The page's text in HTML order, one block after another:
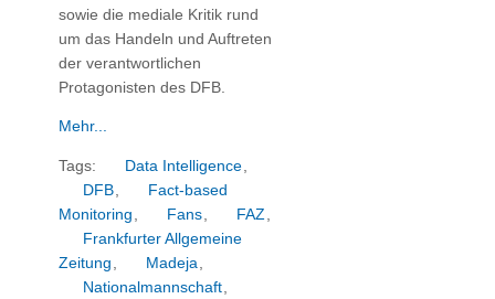
sowie die mediale Kritik rund
um das Handeln und Auftreten
der verantwortlichen
Protagonisten des DFB.
Mehr...
Tags: Data Intelligence,
DFB,
Fact-based
Monitoring , Fans, FAZ,
Frankfurter Allgemeine
Zeitung , Madeja,
Nationalmannschaft,